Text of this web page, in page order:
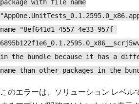
package with file name
name "8ef641d1-4557-4e33-957f-
in the bundle because it has a
name than other packages in the
このエラーは、ソリューション レベル